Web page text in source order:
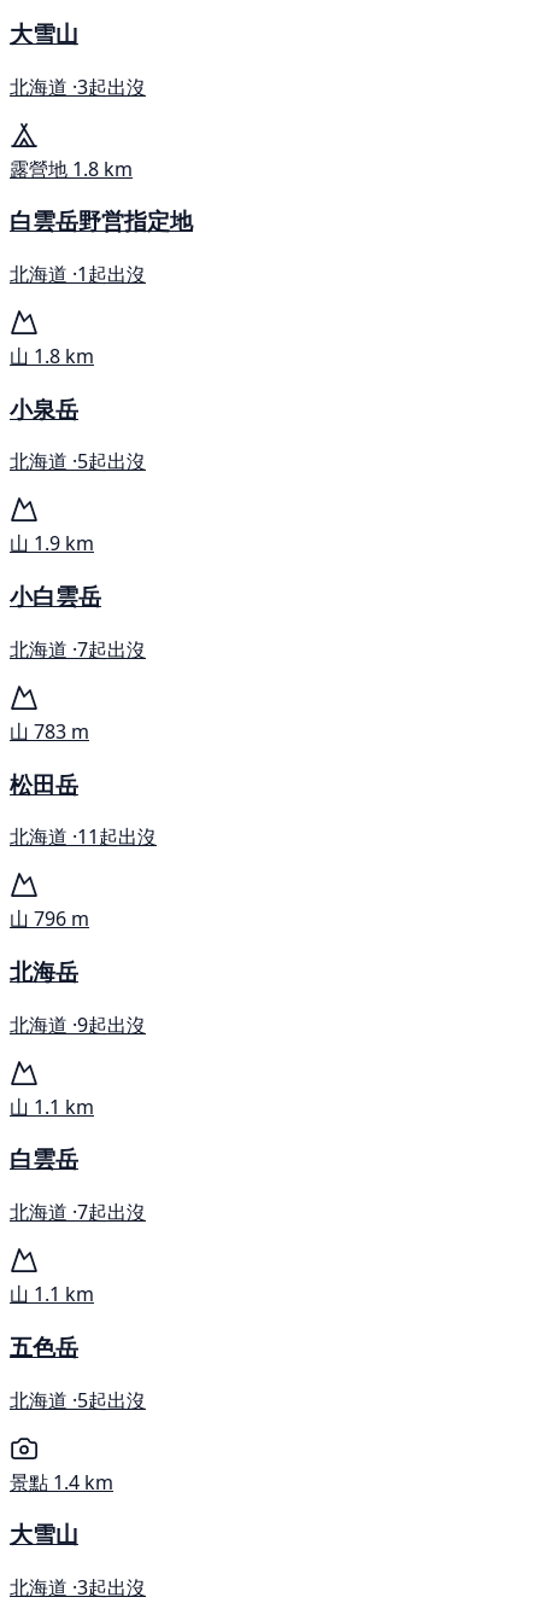
大雪山
北海道 ·3起出沒
露營地 1.8 km
白雲岳野営指定地
北海道 ·1起出沒
山 1.8 km
小泉岳
北海道 ·5起出沒
山 1.9 km
小白雲岳
北海道 ·7起出沒
山 783 m
松田岳
北海道 ·11起出沒
山 796 m
北海岳
北海道 ·9起出沒
山 1.1 km
白雲岳
北海道 ·7起出沒
山 1.1 km
五色岳
北海道 ·5起出沒
景點 1.4 km
大雪山
北海道 ·3起出沒